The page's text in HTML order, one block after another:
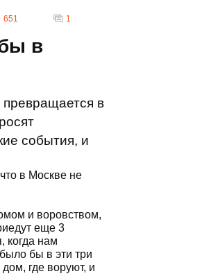
651 1
в
в
события, и
в Москве не
и воровством,
еще 3
когда нам
бы в эти три
где воруют, и